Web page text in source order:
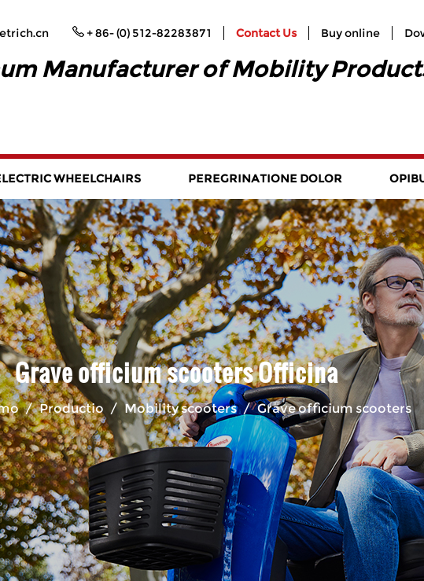
+ 86- (0) 512-82283871 Contact Us Buy online
Manufacturer of Mobility
WHEELCHAIRS PEREGRINATIONE DOLOR
Grave officium scooters Officina
/ Productio / Mobility scooters / Grave officium scooters